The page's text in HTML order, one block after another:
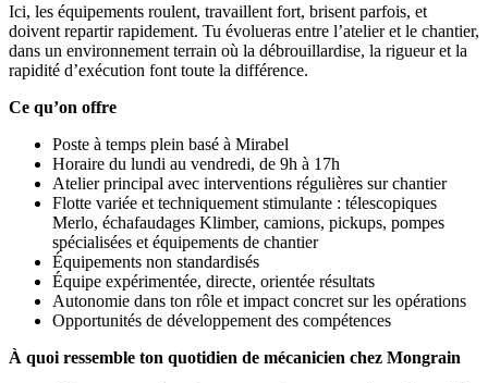
Ici, les équipements roulent, travaillent fort, brisent parfois, et
doivent repartir rapidement. Tu évolueras entre l’atelier et le chantier,
dans un environnement terrain où la débrouillardise, la rigueur et la
rapidité d’exécution font toute la différence.
Ce qu’on offre
Poste à temps plein basé à Mirabel
Horaire du lundi au vendredi, de 9h à 17h
Atelier principal avec interventions régulières sur chantier
Flotte variée et techniquement stimulante : télescopiques
Merlo, échafaudages Klimber, camions, pickups, pompes
spécialisées et équipements de chantier
Équipements non standardisés
Équipe expérimentée, directe, orientée résultats
Autonomie dans ton rôle et impact concret sur les opérations
Opportunités de développement des compétences
À quoi ressemble ton quotidien de mécanicien chez Mongrain